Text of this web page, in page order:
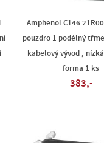
Amphenol C146
pouzdro 1 podélný
kabelový vývod ,
forma 1 ks
383,-